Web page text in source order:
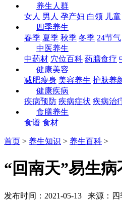
养生人群
女人 男人 孕产妇 白领 儿童
四季养生
春季 夏季 秋季 冬季 24节气
中医养生
中药材 穴位百科 药膳食疗
健康美容
减肥瘦身 美容养生 护肤养
健康疾病
疾病预防 疾病症状 疾病治
食膳养生
食谱 食材
首页 > 养生知识 > 养生百科 >
“回南天”易生
发布时间：2021-05-13 来源：